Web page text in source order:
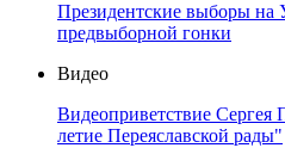
Президентские выборы на
предвыборной гонки
Видео
Видеоприветствие Сергея
летие Переяславской рады"